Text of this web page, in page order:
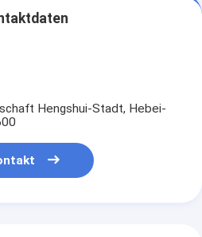
Hengshui-Stadt, Hebei-